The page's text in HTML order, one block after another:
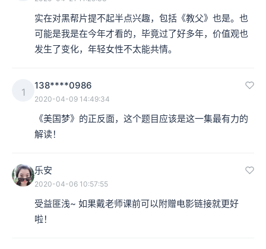
实在对黑帮片提不起半点兴趣，包括《教父》也是。也
可能是我是在今年才看的，毕竟过了好多年，价值观也
发生了变化，年轻女性不太能共情。
1
138****0986
2020-04-09 14:49:34
《美国梦》的正反面，这个题目应该是这一集最有力的
解读！
乐安
2020-04-06 10:57:55
受益匪浅~ 如果戴老师课前可以附赠电影链接就更好
啦！